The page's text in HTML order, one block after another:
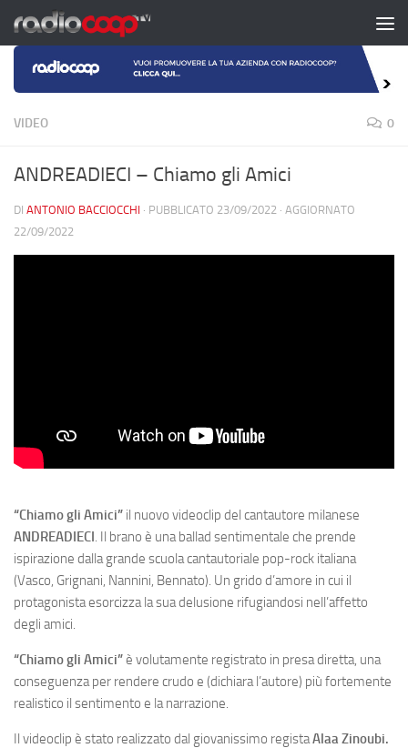
Salta al contenuto
VIDEO 0
ANDREADIECI – Chiamo gli Amici
DI ANTONIO BACCIOCCHI · PUBBLICATO 23/09/2022 · AGGIORNATO
22/09/2022
“Chiamo gli Amici” il nuovo videoclip del cantautore milanese
ANDREADIECI. Il brano è una ballad sentimentale che prende
ispirazione dalla grande scuola cantautoriale pop-rock italiana
(Vasco, Grignani, Nannini, Bennato). Un grido d’amore in cui il
protagonista esorcizza la sua delusione rifugiandosi nell’affetto
degli amici.
“Chiamo gli Amici”è volutamente registrato in presa diretta, una
conseguenza per rendere crudo e (dichiara l’autore) più fortemente
realistico il sentimento e la narrazione.
Il videoclip è stato realizzato dal giovanissimo registaAlaa Zinoubi.